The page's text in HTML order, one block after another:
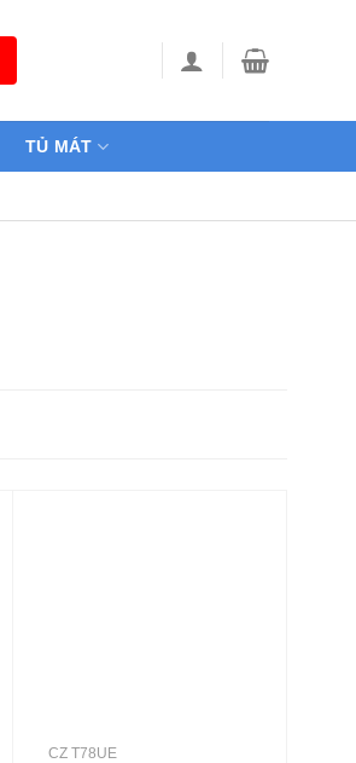
TỦ MÁT
CZ T78UE